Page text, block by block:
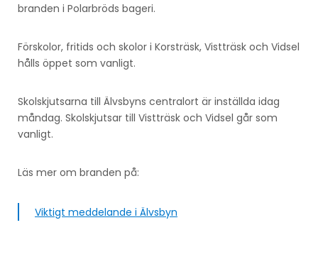
branden i Polarbröds bageri.
Förskolor, fritids och skolor i Korsträsk, Vistträsk och Vidsel
hålls öppet som vanligt.
Skolskjutsarna till Älvsbyns centralort är inställda idag
måndag. Skolskjutsar till Vistträsk och Vidsel går som
vanligt.
Läs mer om branden på:
Viktigt meddelande i Älvsbyn